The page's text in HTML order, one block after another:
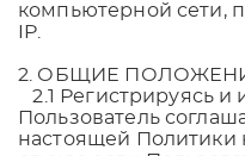
компьютерной сети,
IP.
2. ОБЩИЕ
2.1 Регистрируясь и
Пользователь
настоящей Политики